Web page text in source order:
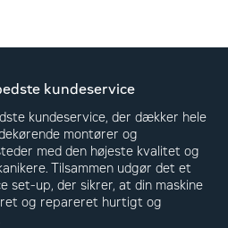
kundeservice
kundeservice, der dækker hele
montører og
med den højeste kvalitet og
Tilsammen udgør det et
set-up, der sikrer, at din maskine
og repareret hurtigt og